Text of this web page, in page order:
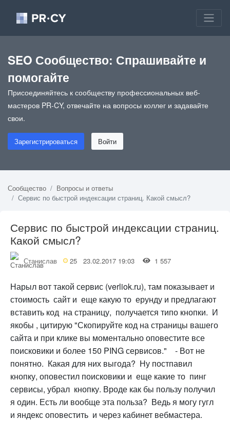
SEO Сообщество: Спрашивайте и
помогайте
Присоединяйтесь к сообществу профессиональных веб-
мастеров PR-CY, отвечайте на вопросы коллег и задавайте
свои.
Зарегистрироваться Войти
Сообщество
Вопросы и ответы
Сервис по быстрой индексации страниц. Какой смысл?
Сервис по быстрой индексации страниц.
Какой смысл?
Станислав 25 23.02.2017 19:03 1 557
Нарыл вот такой сервис (verliok.ru), там показывает и
стоимость сайт и еще какую то ерунду и предлагают
вставить код на страницу, получается типо кнопки. И
якобы , цитирую "Скопируйте код на страницы вашего
сайта и при клике вы моментально оповестите все
поисковики и более 150 PING сервисов." - Вот не
понятно. Какая для них выгода? Ну постпавил
кнопку, оповестил поисковики и еще какие то пинг
сервисы, убрал кнопку. Вроде как бы пользу получил
я один. Есть ли вообще эта польза? Ведь я могу гугл
и яндекс оповестить и через кабинет вебмастера.